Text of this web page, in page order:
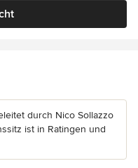
durch Nico Sollazzo
ist in Ratingen und